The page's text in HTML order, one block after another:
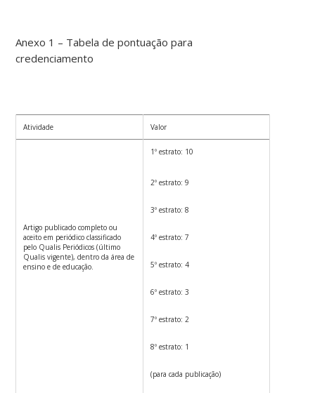
Anexo 1 – Tabela de pontuação para
credenciamento
Atividade Valor
Artigo publicado completo ou
aceito em periódico classificado
pelo Qualis Periódicos (último
Qualis vigente), dentro da área de
ensino e de educação.
1º estrato: 10
2º estrato: 9
3º estrato: 8
4º estrato: 7
5º estrato: 4
6º estrato: 3
7º estrato: 2
8º estrato: 1
(para cada publicação)